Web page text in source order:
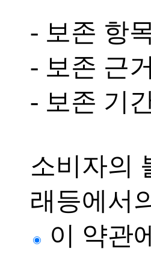
- 보존 항
- 보존 근
- 보존 기
소비자의
래등에서
이 약관